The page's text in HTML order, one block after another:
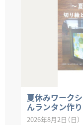
夏休みワーク
んランタン作り
2026年8月2日（日）